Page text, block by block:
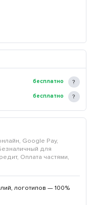
бесплатно
бесплатно
Google Pay,
для
Оплата частями,
логотипов — 100%